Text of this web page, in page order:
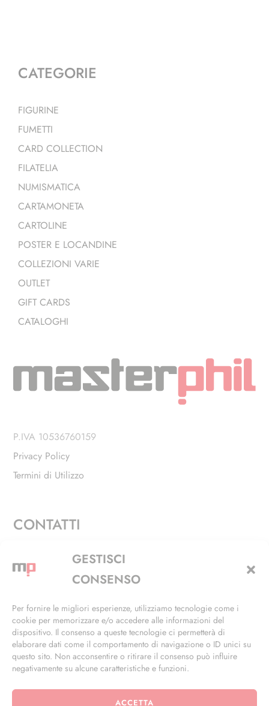
GESTISCI
CONSENSO
Per fornire le migliori esperienze, utilizziamo tecnologie come i
cookie per memorizzare e/o accedere alle informazioni del
dispositivo. Il consenso a queste tecnologie ci permetterà di
elaborare dati come il comportamento di navigazione o ID unici su
questo sito. Non acconsentire o ritirare il consenso può influire
negativamente su alcune caratteristiche e funzioni.
ACCETTA
CATEGORIE
FIGURINE
FUMETTI
CARD COLLECTION
FILATELIA
NUMISMATICA
CARTAMONETA
CARTOLINE
POSTER E LOCANDINE
COLLEZIONI VARIE
OUTLET
GIFT CARDS
CATALOGHI
P.IVA 10536760159
Privacy Policy
Termini di Utilizzo
CONTATTI
Via Alfieri, 27 - Trezzano Sul Naviglio (MI)
+39 02 4846 3155
info@masterphil.it